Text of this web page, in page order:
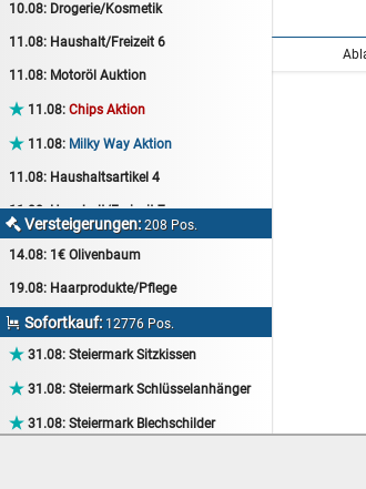
10.08: Drogerie/Kosmetik
11.08: Haushalt/Freizeit 6
11.08: Motoröl Auktion
 11.08: Chips Aktion
 11.08: Milky Way Aktion
11.08: Haushaltsartikel 4
11.08:Haushalt/Freizeit 7
12.08:Pralinen Auktion
12.08:
 Versteigerungen:208 Pos.
14.08: 1€ Olivenbaum
19.08: Haarprodukte/Pflege
 Sofortkauf: 12776 Pos.
 31.08: Steiermark Sitzkissen
 31.08: Steiermark Schlüsselanhänger
 31.08: Steiermark Blechschilder